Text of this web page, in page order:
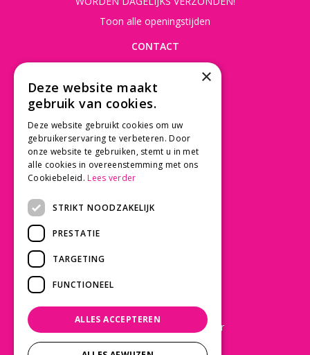
Toon alle openingstijden
CONTACT
3997 MK 't Goy
030 - 60 11 365
info@tuincentrumdebruijn.nl
Betaalinformatie
Laat een Google review achter
×
Deze website maakt
gebruik van cookies.
Deze website gebruikt cookies om uw
gebruikerservaring te verbeteren. Door
onze website te gebruiken, stemt u in met
alle cookies in overeenstemming met ons
Cookiebeleid. Lees verder
STRIKT NOODZAKELIJK
PRESTATIE
TARGETING
FUNCTIONEEL
ALLES ACCEPTEREN